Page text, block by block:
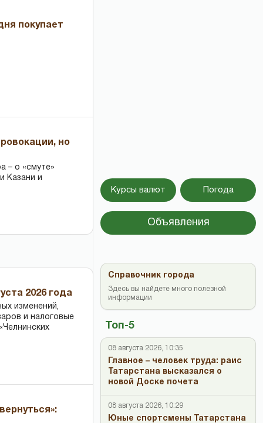
покупает
но
– о «смуте»
Казани и
2026 года
изменений,
и налоговые
Курсы валют Погода
Объявления
Топ-5
08 августа 2026, 10:35
Главное – человек труда: раис
Татарстана высказался о
новой Доске почета
08 августа 2026, 10:29
Юные спортсмены Татарстана
Справочник города
Здесь вы найдете много полезной
информации